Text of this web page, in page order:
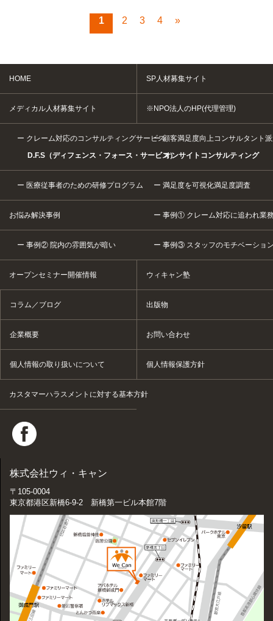
1 2 3 4 »
HOME SP人材募集サイト
メディカル人材募集サイト ※NPO法人のHP(代理管理)
クレーム対応のコンサルティングサービス
D.F.S（ディフェンス・フォース・サービス）
顧客満足度向上コンサルタント
オンサイトコンサルティング
医療従事者のための研修プログラム 満足度を可視化満足度調査
お悩み解決事例 事例① クレーム対応に追われ業
事例② 院内の雰囲気が暗い 事例③ スタッフのモチベーショ
オープンセミナー開催情報 ウィキャン塾
コラム／ブログ 出版物
企業概要 お問い合わせ
個人情報の取り扱いについて 個人情報保護方針
カスタマーハラスメントに対する基本方針
株式会社ウィ・キャン
〒105-0004
東京都港区新橋6-9-2 新橋第一ビル本館7階